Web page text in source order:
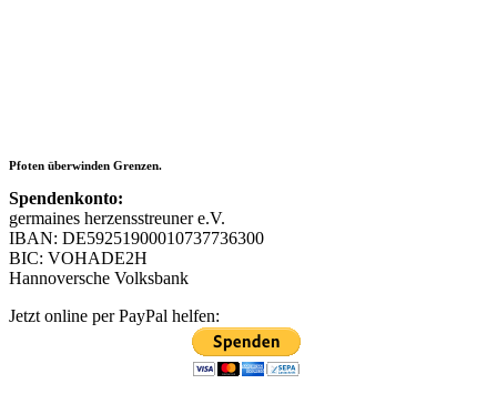
Pfoten überwinden Grenzen.
Spendenkonto:
germaines herzensstreuner e.V.
IBAN: DE59251900010737736300
BIC: VOHADE2H
Hannoversche Volksbank
Jetzt online per PayPal helfen: